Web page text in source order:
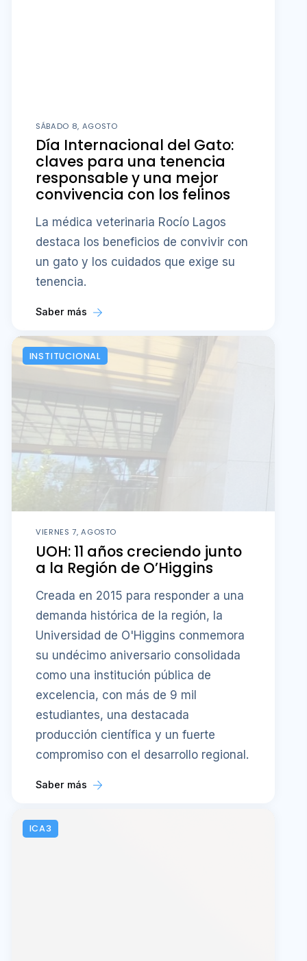
SÁBADO 8, AGOSTO
Día Internacional del Gato:
claves para una tenencia
responsable y una mejor
convivencia con los felinos
La médica veterinaria Rocío Lagos
destaca los beneficios de convivir con
un gato y los cuidados que exige su
tenencia.
Saber más
INSTITUCIONAL
VIERNES 7, AGOSTO
UOH: 11 años creciendo junto
a la Región de O’Higgins
Creada en 2015 para responder a una
demanda histórica de la región, la
Universidad de O'Higgins conmemora
su undécimo aniversario consolidada
como una institución pública de
excelencia, con más de 9 mil
estudiantes, una destacada
producción científica y un fuerte
compromiso con el desarrollo regional.
Saber más
ICA3